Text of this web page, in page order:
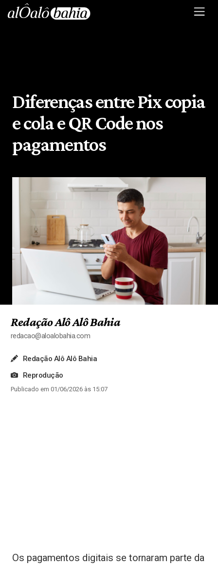
Diferenças entre Pix copia
e cola e QR Code nos
pagamentos
Redação Alô Alô Bahia
redacao@aloalobahia.com
Redação Alô Alô Bahia
Reprodução
Publicado em 01/06/2026 às 15:07
Os pagamentos digitais se tornaram parte da